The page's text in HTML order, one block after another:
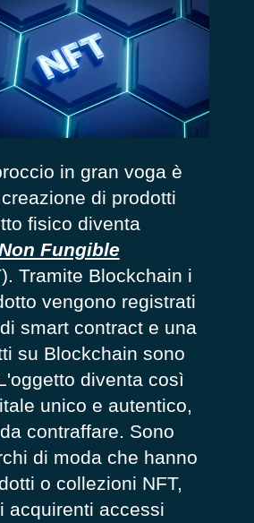
in gran voga è
di prodotti
fisico diventa
Fungible
Tramite Blockchain i
vengono registrati
smart contracte una
su Blockchain sono
diventa così
unico e autentico,
contraffare. Sono
di moda che hanno
o collezioni NFT,
acquirenti accessi